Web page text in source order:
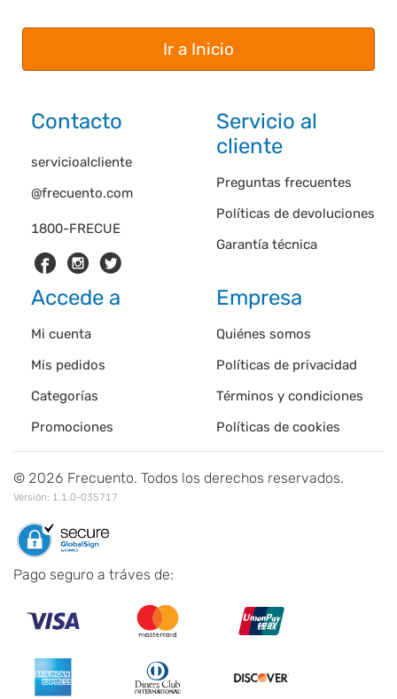
Ir a Inicio
Contacto
1800-FRECUE
servicioalcliente
@frecuento.com
Servicio al
cliente
Preguntas frecuentes
Políticas de devoluciones
Garantía técnica
Accede a
Mi cuenta
Mis pedidos
Categorías
Promociones
Empresa
Quiénes somos
Políticas de privacidad
Términos y condiciones
Políticas de cookies
© 2026 Frecuento. Todos los derechos reservados.
Versión: 1.1.0-035717
Pago seguro a tráves de: